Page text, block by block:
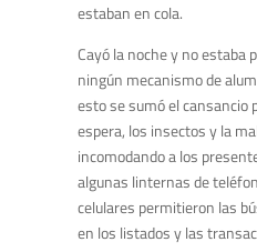
estaban en cola.
Cayó la noche y no estaba
ningún mecanismo de
esto se sumó el cansancio
espera, los insectos y la
incomodando a los
algunas linternas de
celulares permitieron las
en los listados y las